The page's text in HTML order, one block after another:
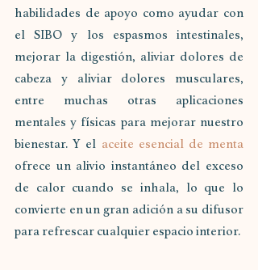
habilidades de apoyo como ayudar con
el SIBO y los espasmos intestinales,
mejorar la digestión, aliviar dolores de
cabeza y aliviar dolores musculares,
entre muchas otras aplicaciones
mentales y físicas para mejorar nuestro
bienestar. Y el aceite esencial de menta
ofrece un alivio instantáneo del exceso
de calor cuando se inhala, lo que lo
convierte en un gran adición a su difusor
para refrescar cualquier espacio interior.